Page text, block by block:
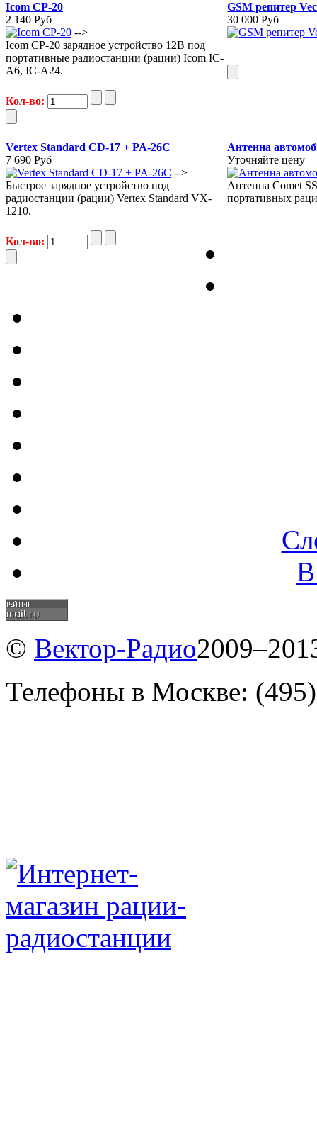
Icom CP-20
2 140 Руб
-->
Icom CP-20 зарядное устройство 12В под
портативные радиостанции (рации) Icom IC-
A6, IC-A24.
Кол-во:
GSM репитер
30 000 Руб
Vertex Standard CD-17 + PA-26C
7 690 Руб
-->
Быстрое зарядное устройство под
радиостанции (рации) Vertex Standard VX-
1210.
Кол-во:
Антенна
Уточняйте цену
Антенна Comet
портативных
© Вектор-Радио
Телефоны в Москве: